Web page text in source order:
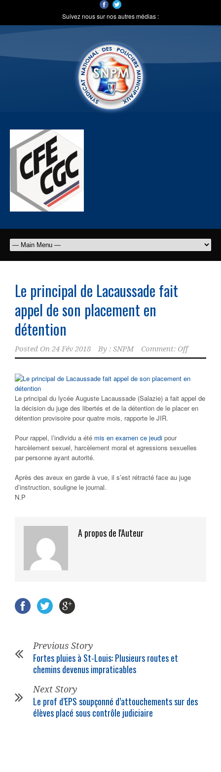
Suivez nous sur nos autres médias :
Le principal de Lacaussade fait
appel de son placement en
détention
Posted On 24 Fév 2018 By : SNPM Comment: Off
Le principal du lycée Auguste Lacaussade (Salazie) a fait appel de
la décision du juge des libertés et de la détention de le placer en
détention provisoire pour quatre mois, rapporte le JIR.
Pour rappel, l’individu a été mis en examen ce jeudi pour
harcèlement sexuel, harcèlement moral et agressions sexuelles
par personne ayant autorité.
Après des aveux en garde à vue, il s’est rétracté face au juge
d’instruction, souligne le journal.
N.P
A propos de l'Auteur
Previous Story
Fortes pluies à St-Louis: Plusieurs routes et
chemins devenus impraticables
Next Story
Le prof d’EPS soupçonné d’attouchements sur des
élèves placé sous contrôle judiciaire